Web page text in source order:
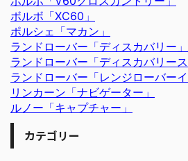
ボルボ「XC60」
ポルシェ「マカン」
ランドローバー「ディスカバリー」
ランドローバー「ディスカバリース
ランドローバー「レンジローバーイ
リンカーン「ナビゲーター」
ルノー「キャプチャー」
カテゴリー